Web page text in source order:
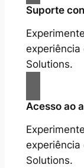
Suporte
experiência
Solutions.
Acesso ao
experiência
Solutions.